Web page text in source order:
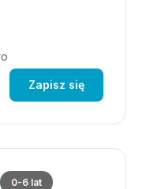
Zapisz się
0-6 lat